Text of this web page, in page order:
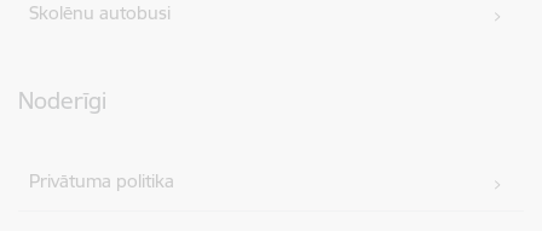
Skolēnu autobusi
Noderīgi
Privātuma politika